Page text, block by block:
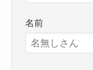
名前